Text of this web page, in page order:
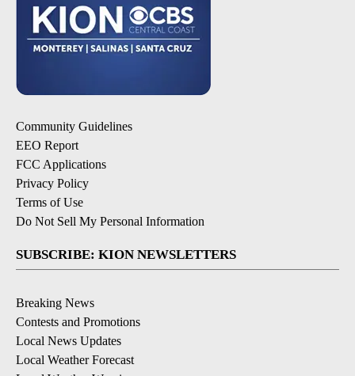
Community Guidelines
EEO Report
FCC Applications
Privacy Policy
Terms of Use
Do Not Sell My Personal Information
SUBSCRIBE: KION NEWSLETTERS
Breaking News
Contests and Promotions
Local News Updates
Local Weather Forecast